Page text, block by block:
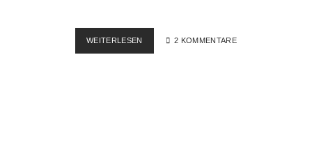
WEITERLESEN ETWAS
BLEIBT
2 KOMMENTARE